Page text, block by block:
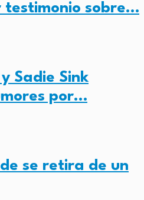
sobre…
Sadie Sink
por…
se retira de un